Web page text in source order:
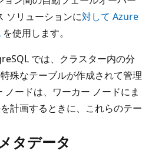
ソリューションに対して Azure
を使用します。
では、クラスター内の分
殊なテーブルが作成されて管理
ードは、ワーカー ノードにま
計画するときに、これらのテー
タデータ